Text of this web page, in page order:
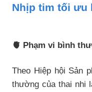
Nhịp tim tối ưu
🫀 Phạm vi bình
Theo Hiệp hội Sản
thường của thai nhi